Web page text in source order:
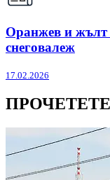
Оранжев и жълт
снеговалеж
17.02.2026